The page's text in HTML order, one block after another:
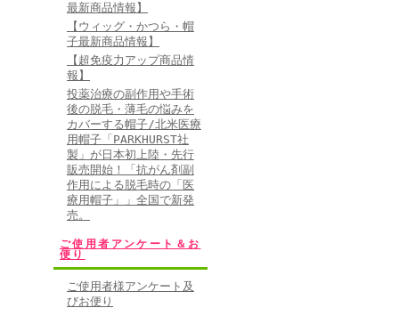
最新商品情報】
【ウィッグ・かつら・帽
子最新商品情報】
【超免疫力アップ商品情
報】
投薬治療の副作用や手術
後の脱毛・薄毛の悩みを
カバーする帽子/北米医療
用帽子「PARKHURST社
製」が日本初上陸・先行
販売開始！「抗がん剤副
作用による脱毛時の「医
療用帽子」」全国で新発
売。
ご使用者アンケート＆お
便り
ご使用者様アンケート及
びお便り